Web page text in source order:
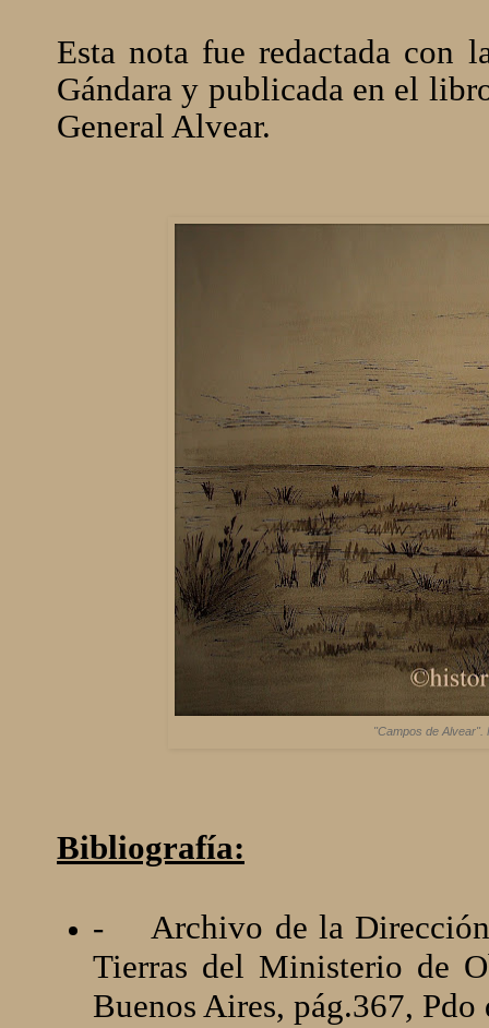
Esta nota fue redactada con
Gándara y publicada en el
General Alvear.
"Campos de Alvear".
Bibliografía:
-
Archivo de la
Tierras del Ministerio de
Buenos Aires, pág.367,